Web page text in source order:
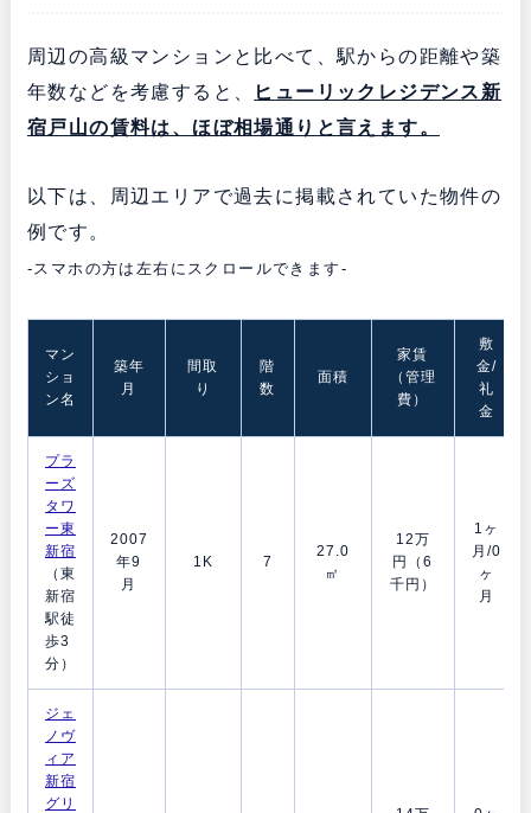
周辺の高級マンションと比べて、駅からの距離や築
年数などを考慮すると 、
ヒューリックレジデンス新
宿戸山の賃料は、ほぼ相場通りと言えます。
以下は、周辺エリアで過去に掲載されていた物件の
例です。
-スマホの方は左右にスクロールできます-
マン
ショ
ン名
築年
月
間取
り
階
数
面積
家賃
（管理
費）
敷
金/
礼
金
プラ
ーズ
タワ
ー東
新宿
（東
新宿
駅徒
歩3
分）
2007
年9
月
1K 7
27.0
㎡
12万
円（6
千円）
1ヶ
月/0
ヶ
月
ジェ
ノヴ
ィア
新宿
グリ